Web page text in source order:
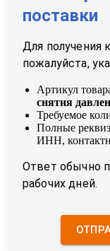
поставки
Для получения
пожалуйста,
Артикул
снятия
Требуемое
Полные
ИНН,
Ответ обычно
рабочих дней.